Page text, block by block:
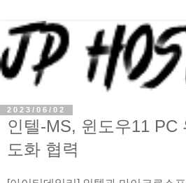
2023/06/02
인텔-MS, 윈도우11 PC
도화 협력